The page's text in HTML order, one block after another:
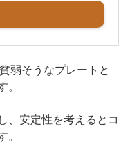
弱そうなプレートと
。
、安定性を考えるとコ
。